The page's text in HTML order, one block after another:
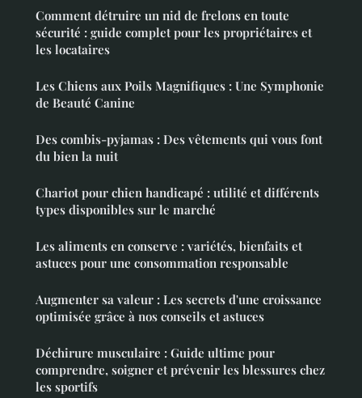
Comment détruire un nid de frelons en toute
sécurité : guide complet pour les propriétaires et
les locataires
Les Chiens aux Poils Magnifiques : Une Symphonie
de Beauté Canine
Des combis-pyjamas : Des vêtements qui vous font
du bien la nuit
Chariot pour chien handicapé : utilité et différents
types disponibles sur le marché
Les aliments en conserve : variétés, bienfaits et
astuces pour une consommation responsable
Augmenter sa valeur : Les secrets d'une croissance
optimisée grâce à nos conseils et astuces
Déchirure musculaire : Guide ultime pour
comprendre, soigner et prévenir les blessures chez
les sportifs